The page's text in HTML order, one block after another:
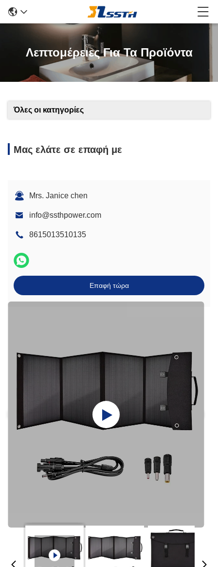
Λεπτομέρειες Για Τα Προϊόντα
Όλες οι κατηγορίες
Μας ελάτε σε επαφή με
Mrs. Janice chen
info@ssthpower.com
8615013510135
Επαφή τώρα